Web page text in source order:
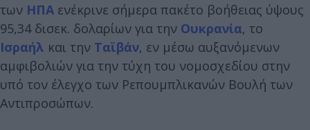
των ΗΠΑ ενέκρινε σήμερα πακέτο βοήθειας ύψους
95,34 δισεκ. δολαρίων για την Ουκρανία, το
Ισραήλ και την Ταϊβάν, εν μέσω αυξανόμενων
αμφιβολιών για την τύχη του νομοσχεδίου στην
υπό τον έλεγχο των Ρεπουμπλικανών Βουλή των
Αντιπροσώπων.